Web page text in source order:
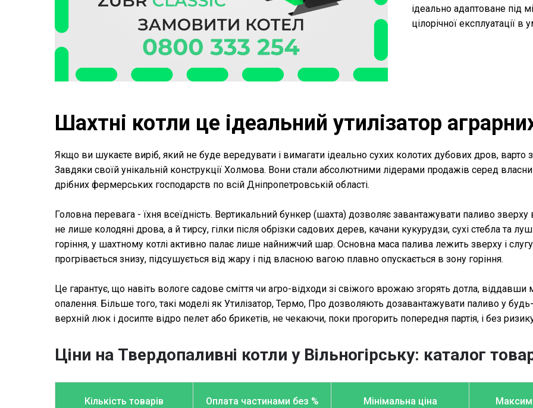
ідеально адаптоване під
цілорічної експлуатації в
Шахтні котли це ідеальний утилізатор
Якщо ви шукаєте виріб, який не буде вередувати і вимагати ідеально сухих колотих дубових дров, варто
Завдяки своїй унікальній конструкції Холмова. Вони стали абсолютними лідерами продажів серед
дрібних фермерських господарств по всій Дніпропетровській області.
Головна перевага - їхня всеїдність. Вертикальний бункер (шахта) дозволяє завантажувати паливо
не лише колодяні дрова, а й тирсу, гілки після обрізки садових дерев, качани кукурудзи, сухі стебла та
горіння, у шахтному котлі активно палає лише найнижчий шар. Основна маса палива лежить зверху і
прогрівається знизу, підсушується від жару і під власною вагою плавно опускається в зону горіння.
Це гарантує, що навіть вологе садове сміття чи агро-відходи зі свіжого врожаю згорять дотла,
опалення. Більше того, такі моделі як Утилізатор, Термо, Про дозволяють дозавантажувати паливо у
верхній люк і досипте відро пелет або брикетів, не чекаючи, поки прогорить попередня партія, і без
Ціни на Твердопаливні котли у Вільногірську: каталог
Зубр
Кількість товарів Оплата частинами без % Мінімальна ціна